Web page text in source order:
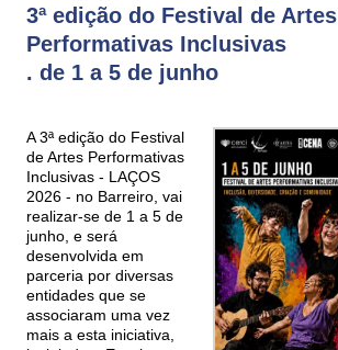
3ª edição do Festival de Artes
Performativas Inclusivas
. de 1 a 5 de junho
A 3ª edição do Festival
de Artes Performativas
Inclusivas - LAÇOS
2026 - no Barreiro, vai
realizar-se de 1 a 5 de
junho, e será
desenvolvida em
parceria por diversas
entidades que se
associaram uma vez
mais a esta iniciativa,